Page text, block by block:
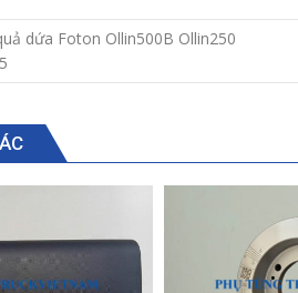
dứa Foton Ollin500B Ollin250